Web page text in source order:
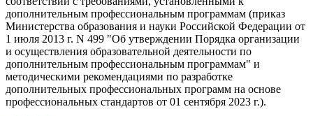
дополнительным профессиональным программам (приказ
Министерства образования и науки Российской Федерации от
1 июля 2013 г. N 499 "Об утверждении Порядка организации
и осуществления образовательной деятельности по
дополнительным профессиональным программам" и
методическими рекомендациями по разработке
дополнительных профессиональных программ на основе
профессиональных стандартов от 01 сентября 2023 г.).